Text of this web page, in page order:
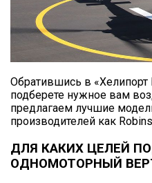
Обратившись в
подберете нужное вам
предлагаем лучшие
производителей как
ДЛЯ КАКИХ ЦЕЛЕЙ
ОДНОМОТОРНЫЙ